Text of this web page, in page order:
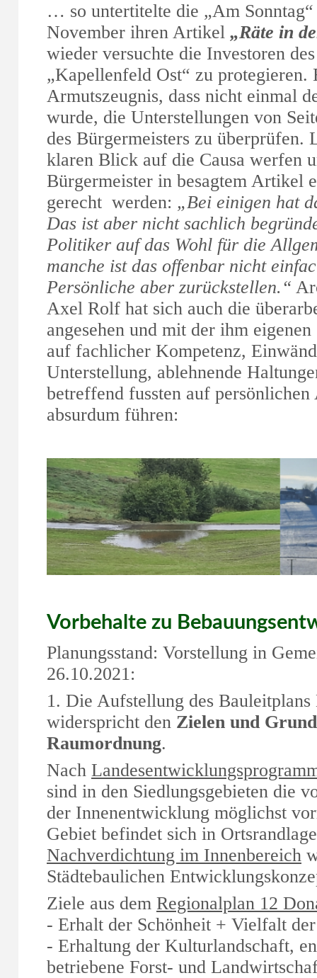
… so untertitelte die „Am
November ihren Artikel „Räte in
wieder versuchte die Investoren
„Kapellenfeld Ost“ zu protegieren.
Armutszeugnis, dass nicht einmal
wurde, die Unterstellungen von
des Bürgermeisters zu überprüfen.
klaren Blick auf die Causa werfen
Bürgermeister in besagtem Artikel
gerecht werden: „Bei einigen hat
Das ist aber nicht sachlich
Politiker auf das Wohl für die
manche ist das offenbar nicht
Persönliche aber zurückstellen.“
Axel Rolf hat sich auch die
angesehen und mit der ihm
auf fachlicher Kompetenz,
Unterstellung, ablehnende
betreffend fussten auf
absurdum führen:
Vorbehalte zu
Planungsstand: Vorstellung in
26.10.2021:
1. Die Aufstellung des
widerspricht den Zielen und
Raumordnung.
Nach
sind in den Siedlungsgebieten die
der Innenentwicklung möglichst
Gebiet befindet sich in
Nachverdichtung im Innenbereich
Städtebaulichen
Ziele aus dem Regionalplan 12
- Erhalt der Schönheit + Vielfalt
- Erhaltung der Kulturlandschaft,
betriebene Forst- und